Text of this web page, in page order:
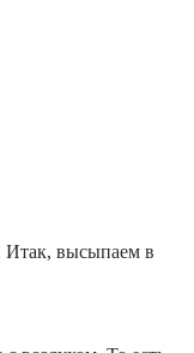
Итак, высыпаем в